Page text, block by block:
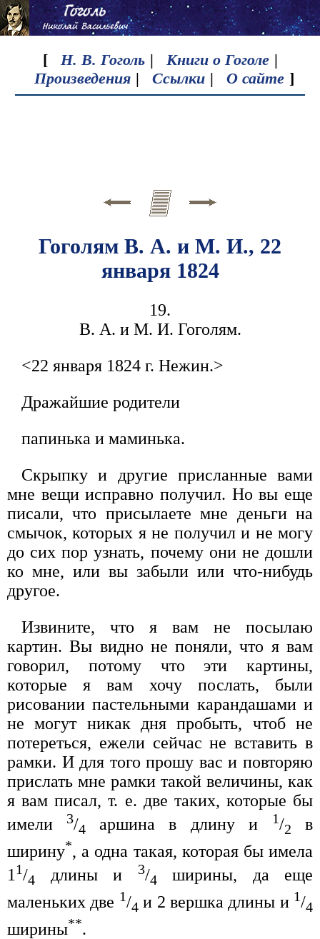
[ Н. В. Гоголь | Книги о Гоголе |
Произведения | Ссылки | О сайте ]
Гоголям В. А. и М. И., 22
января 1824
19.
В. А. и М. И. Гоголям.
<22 января 1824 г. Нежин.>
Дражайшие родители
папинька и маминька.
Скрыпку и другие присланные вами
мне вещи исправно получил. Но вы еще
писали, что присылаете мне деньги на
смычок, которых я не получил и не могу
до сих пор узнать, почему они не дошли
ко мне, или вы забыли или что-нибудь
другое.
Извините, что я вам не посылаю
картин. Вы видно не поняли, что я вам
говорил, потому что эти картины,
которые я вам хочу послать, были
рисовании пастельными карандашами и
не могут никак дня пробыть, чтоб не
потереться, ежели сейчас не вставить в
рамки. И для того прошу вас и повторяю
прислать мне рамки такой величины, как
я вам писал, т. е. две таких, которые бы
имели
3/4 аршина в длину и 1/2
в
ширину*, а одна такая, которая бы имела
1 1/4 длины и 3/4 ширины, да еще
маленьких две 1/4 и 2 вершка длины и 1/4
ширины**.